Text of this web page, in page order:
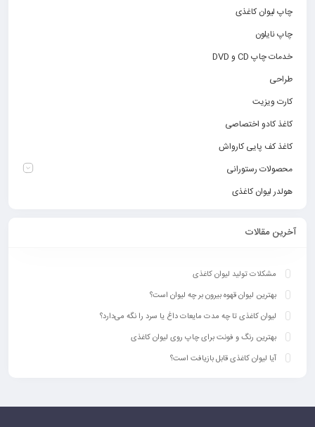
چاپ لیوان کاغذی
چاپ نایلون
خدمات چاپ CD و DVD
طراحی
کارت ویزیت
کاغذ کادو اختصاصی
کاغذ کف پایی کارواش
محصولات رستورانی
هولدر لیوان کاغذی
آخرین مقالات
مشکلات تولید لیوان کاغذی
بهترین لیوان قهوه بیرون بر چه لیوان است؟
لیوان کاغذی تا چه مدت مایعات داغ یا سرد را نگه می‌دارد؟
بهترین رنگ‌ و فونت برای چاپ روی لیوان کاغذی
آیا لیوان کاغذی قابل بازیافت است؟